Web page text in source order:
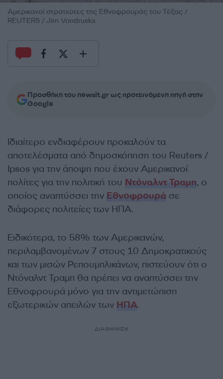
Αμερικανοί στρατιώτες της Εθνοφρουράς του Τέξας /
REUTERS / Jim Vondruska
Προσθήκη του newsit.gr ως προτεινόμενη πηγή στην
Google
Ιδιαίτερο ενδιαφέρουν προκαλούν τα
αποτελέσματα από δημοσκόπηση του Reuters /
Ipsos για την άποψη που έχουν Αμερικανοί
πολίτες για την πολιτική του Ντόναλντ Τραμπ, ο
οποίος αναπτύσσει την Εθνοφρουρά σε
διάφορες πολιτείες των ΗΠΑ.
Ειδικότερα, το 58% των Αμερικανών,
περιλαμβανομένων 7 στους 10 Δημοκρατικούς
και των μισών Ρεπουμπλικάνων, πιστεύουν ότι ο
Ντόναλντ Τραμπ θα πρέπει να αναπτύσσει την
Εθνοφρουρά μόνο για την αντιμετώπιση
εξωτερικών απειλών των ΗΠΑ.
ΔΙΑΦΗΜΙΣΗ